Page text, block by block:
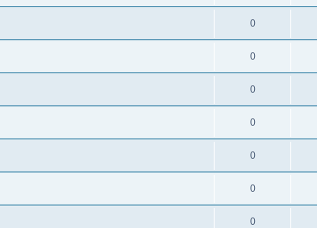
0
0
0
0
0
0
0